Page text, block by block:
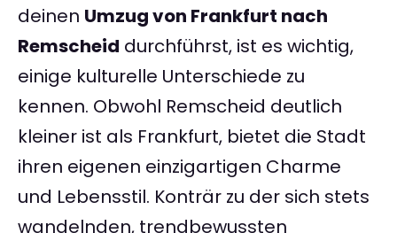
deinen Umzug von Frankfurt nach
Remscheid durchführst, ist es wichtig,
einige kulturelle Unterschiede zu
kennen. Obwohl Remscheid deutlich
kleiner ist als Frankfurt, bietet die Stadt
ihren eigenen einzigartigen Charme
und Lebensstil. Konträr zu der sich stets
wandelnden, trendbewussten